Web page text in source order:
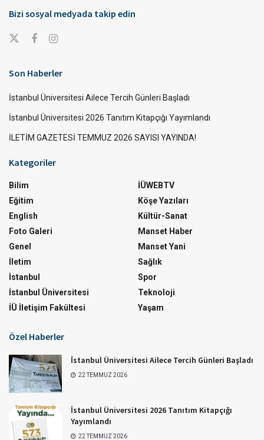
Bizi sosyal medyada takip edin
Son Haberler
İstanbul Üniversitesi Ailece Tercih Günleri Başladı
İstanbul Üniversitesi 2026 Tanıtım Kitapçığı Yayımlandı
İLETİM GAZETESİ TEMMUZ 2026 SAYISI YAYINDA!
Kategoriler
Bilim
Eğitim
English
Foto Galeri
Genel
İletim
İstanbul
İstanbul Üniversitesi
İÜ İletişim Fakültesi
İÜWEBTV
Köşe Yazıları
Kültür-Sanat
Manset Haber
Manset Yani
Sağlık
Spor
Teknoloji
Yaşam
Özel Haberler
İstanbul Üniversitesi Ailece Tercih Günleri Başladı
22 TEMMUZ 2026
İstanbul Üniversitesi 2026 Tanıtım Kitapçığı
Yayımlandı
22 TEMMUZ 2026